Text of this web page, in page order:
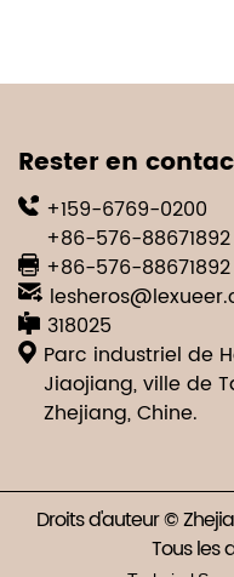
Rester en
+159-6769-0200
+86-576-88671892
+86-576-88671892
318025
Parc industriel de
Jiaojiang, ville de
Zhejiang, Chine.
Droits d'auteur ©
Tous les